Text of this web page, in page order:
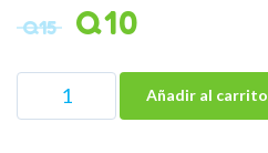
Q15 Q10
Añadir al carrito